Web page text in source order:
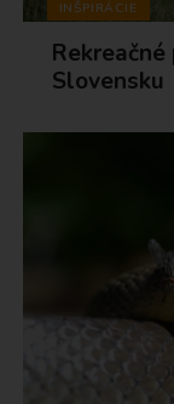
INŠPIRÁCIE
Slovensku